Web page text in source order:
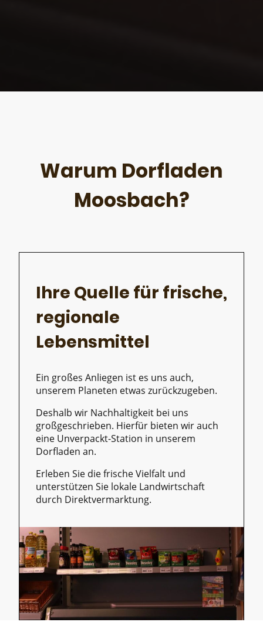
Warum Dorfladen
Moosbach?
Ihre Quelle für frische,
regionale
Lebensmittel
Ein großes Anliegen ist es uns auch,
unserem Planeten etwas zurückzugeben.
Deshalb wir Nachhaltigkeit bei uns
großgeschrieben. Hierfür bieten wir auch
eine Unverpackt-Station in unserem
Dorfladen an.
Erleben Sie die frische Vielfalt und
unterstützen Sie lokale Landwirtschaft
durch Direktvermarktung.